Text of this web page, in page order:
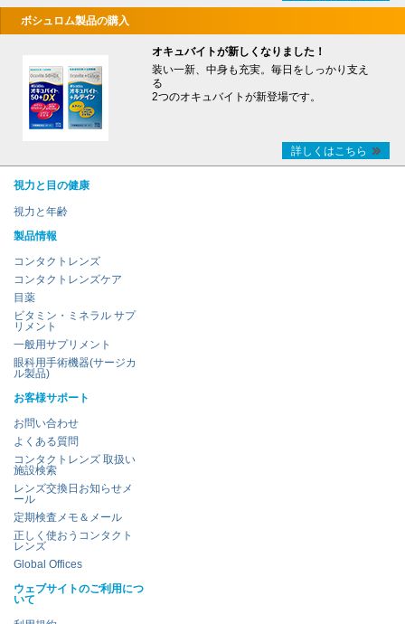
ボシュロム製品の購入
オキュバイトが新しくなりました！
装い一新、中身も充実。毎日をしっかり支え
る
2つのオキュバイトが新登場です。
詳しくはこちら
視力と目の健康
視力と年齢
製品情報
コンタクトレンズ
コンタクトレンズケア
目薬
ビタミン・ミネラル サプ
リメント
一般用サプリメント
眼科用手術機器(サージカ
ル製品)
お客様サポート
お問い合わせ
よくある質問
コンタクトレンズ 取扱い
施設検索
レンズ交換日お知らせメ
ール
定期検査メモ＆メール
正しく使おうコンタクト
レンズ
Global Offices
ウェブサイトのご利用につ
いて